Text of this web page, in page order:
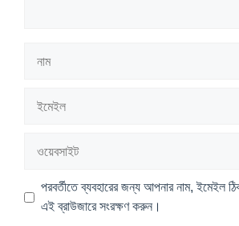
পরবর্তীতে ব্যবহারের জন্য আপনার নাম, ইমেইল
এই ব্রাউজারে সংরক্ষণ করুন।